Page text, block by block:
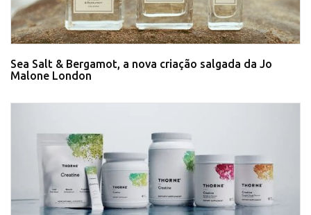
Sea Salt & Bergamot, a nova criação salgada da Jo
Malone London